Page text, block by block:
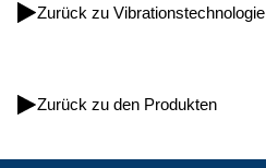
Zurück zu Vibrationstechnologie
Zurück zu den Produkten